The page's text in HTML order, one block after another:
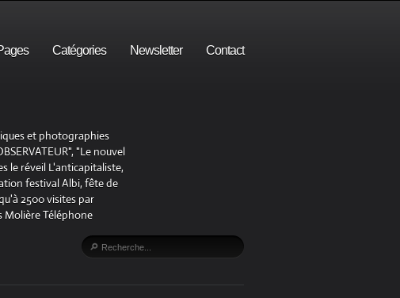
Catégories Newsletter Contact
et photographies
"Le nouvel
le réveil L'anticapitaliste,
festival Albi, fête de
2500 visites par
Molière Téléphone